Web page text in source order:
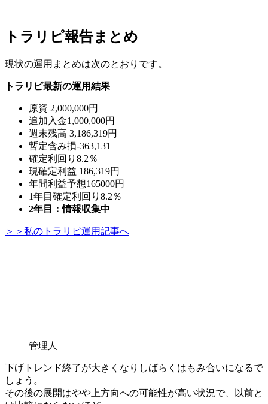
トラリピ報告まとめ
現状の運用まとめは次のとおりです。
トラリピ最新の運用結果
原資 2,000,000円
追加入金1,000,000円
週末残高 3,186,319円
暫定含み損-363,131
確定利回り8.2％
現確定利益 186,319円
年間利益予想165000円
1年目確定利回り8.2％
2年目：情報収集中
＞＞私のトラリピ運用記事へ
管理人
下げトレンド終了が大きくなりしばらくはもみ合いになるで
しょう。
その後の展開はやや上方向への可能性が高い状況で、以前と